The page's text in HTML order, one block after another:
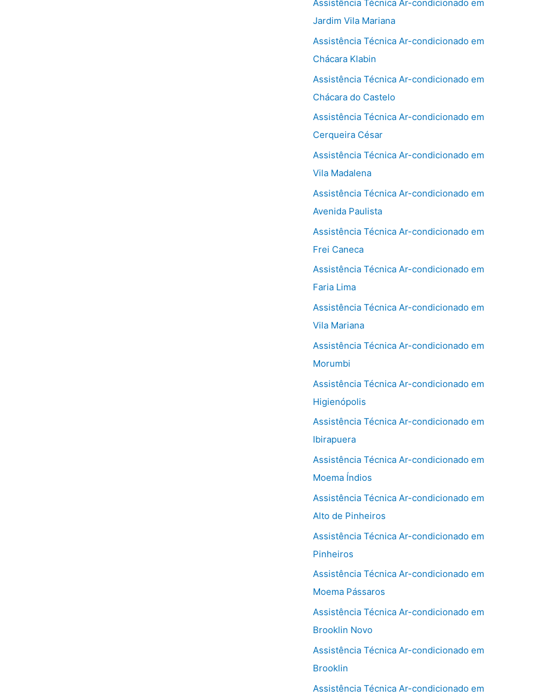
Assistência Técnica Ar-condicionado em
Jardim Vila Mariana
Assistência Técnica Ar-condicionado em
Chácara Klabin
Assistência Técnica Ar-condicionado em
Chácara do Castelo
Assistência Técnica Ar-condicionado em
Cerqueira César
Assistência Técnica Ar-condicionado em
Vila Madalena
Assistência Técnica Ar-condicionado em
Avenida Paulista
Assistência Técnica Ar-condicionado em
Frei Caneca
Assistência Técnica Ar-condicionado em
Faria Lima
Assistência Técnica Ar-condicionado em
Vila Mariana
Assistência Técnica Ar-condicionado em
Morumbi
Assistência Técnica Ar-condicionado em
Higienópolis
Assistência Técnica Ar-condicionado em
Ibirapuera
Assistência Técnica Ar-condicionado em
Moema Índios
Assistência Técnica Ar-condicionado em
Alto de Pinheiros
Assistência Técnica Ar-condicionado em
Pinheiros
Assistência Técnica Ar-condicionado em
Moema Pássaros
Assistência Técnica Ar-condicionado em
Brooklin Novo
Assistência Técnica Ar-condicionado em
Brooklin
Assistência Técnica Ar-condicionado em